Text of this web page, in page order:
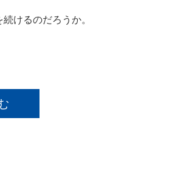
けるのだろうか。